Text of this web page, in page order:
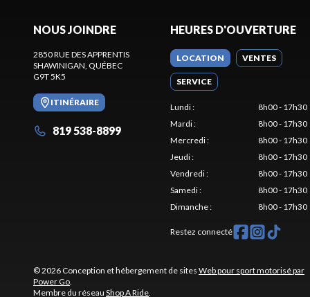
NOUS JOINDRE
2850 RUE DES APPRENTIS
SHAWINIGAN , QUÉBEC
G9T 5K5
ITINÉRAIRE
819 538-8899
HEURES D'OUVERTURE
LOCATION VENTES
SERVICE
Lundi:
8h00 - 17h30
Mardi:
8h00 - 17h30
Mercredi:
8h00 - 17h30
Jeudi:
8h00 - 17h30
Vendredi:
8h00 - 17h30
Samedi:
8h00 - 17h30
Dimanche: 8h00 - 17h30
Restez connecté
© 2026 Conception et hébergement de sites Web pour sport motorisé par
Power Go
Membre du réseau Shop A Ride